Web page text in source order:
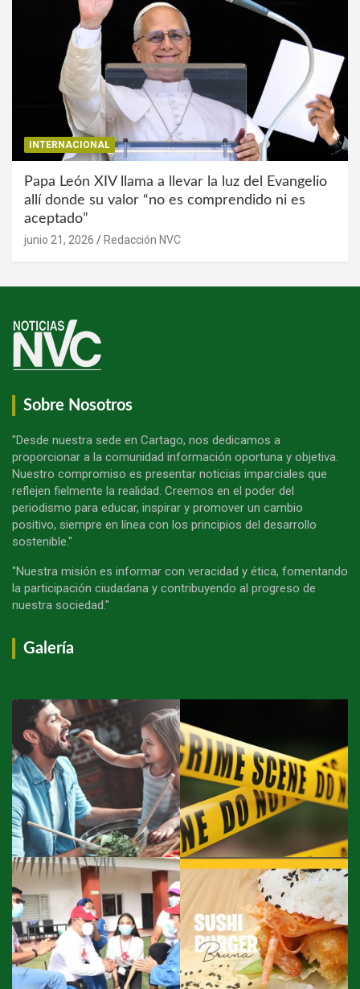
INTERNACIONAL
Papa León XIV llama a llevar la luz del Evangelio
allí donde su valor “no es comprendido ni es
aceptado”
junio 21, 2026 Redacción NVC
Sobre Nosotros
"Desde nuestra sede en Cartago, nos dedicamos a
proporcionar a la comunidad información oportuna y objetiva.
Nuestro compromiso es presentar noticias imparciales que
reflejen fielmente la realidad. Creemos en el poder del
periodismo para educar, inspirar y promover un cambio
positivo, siempre en línea con los principios del desarrollo
sostenible."
"Nuestra misión es informar con veracidad y ética, fomentando
la participación ciudadana y contribuyendo al progreso de
nuestra sociedad."
Galería